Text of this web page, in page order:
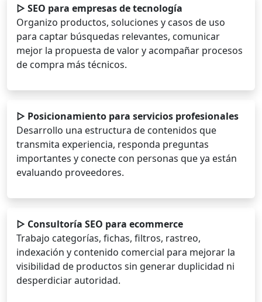
▷ SEO para empresas de tecnología
Organizo productos, soluciones y casos de uso
para captar búsquedas relevantes, comunicar
mejor la propuesta de valor y acompañar procesos
de compra más técnicos.
▷ Posicionamiento para servicios profesionales
Desarrollo una estructura de contenidos que
transmita experiencia, responda preguntas
importantes y conecte con personas que ya están
evaluando proveedores.
▷ Consultoría SEO para ecommerce
Trabajo categorías, fichas, filtros, rastreo,
indexación y contenido comercial para mejorar la
visibilidad de productos sin generar duplicidad ni
desperdiciar autoridad.